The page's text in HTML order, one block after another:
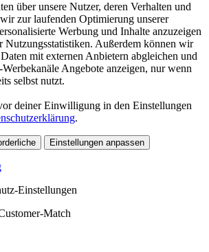
über unsere Nutzer, deren Verhalten und
zur laufenden Optimierung unserer
Werbung und Inhalte anzuzeigen
Nutzungsstatistiken. Außerdem können wir
mit externen Anbietern abgleichen und
Angebote anzeigen, nur wenn
selbst nutzt.
deiner Einwilligung in den Einstellungen
.
Einstellungen anpassen
Einstellungen
Match